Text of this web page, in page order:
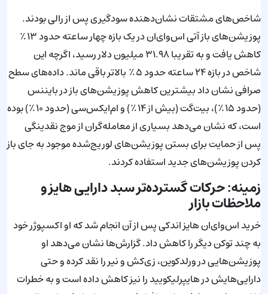
شاخص‌های مشتقات نشان‌دهنده سودگیری پس از رالی بودند.
پوزیشن‌های باز آتی اس‌وای‌ان در یک بازه چهار ساعته حدود ۱۳٪
کاهش یافت و به تقریبا ۳۱.۹۸ میلیون دلار رسید، اگرچه این
شاخص در بازه ۲۴ ساعته حدود ۵٪ بالاتر باقی ماند. داده‌های سطح
صرافی نشان داد بیشترین کاهش پوزیشن‌های باز در بایننس
(حدود ۱۵٪)، بیت‌گت (بیش از ۱۴٪) و ام‌ایکس‌سی (حدود ۱۰٪) بوده
است، که نشان می‌دهد بسیاری از معامله‌گران از موج نقدینگی
پس از حمایت برای بستن پوزیشن‌های لوریج‌شده موجود به جای باز
کردن پوزیشن‌های جدید استفاده کردند.
زمینه: حرکات گسترده‌تر سبد دارایی هایز و
ملاحظات بازار
خرید اس‌وای‌ان هایز اندکی پس از آن انجام شد که او اکسپوژر خود
به چند توکن دیگر را کاهش داد. گزارش‌ها نشان می‌دهد او
پوزیشن‌هایی در ورلدکوین، زی‌کش و نیر را نقد کرده و حتی
دارایی‌هایش در هایپرلیکویید را نیز کاهش داده است و به خطرات